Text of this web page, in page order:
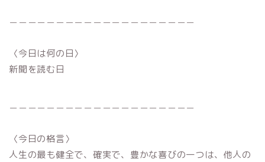
〈今日は何の日〉
新聞を読む日
〈今日の格言〉
人生の最も健全で、確実で、豊かな喜びの一つは、他人の